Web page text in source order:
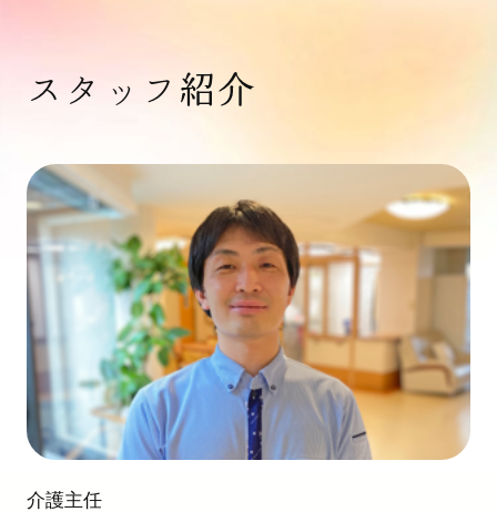
スタッフ紹介
介護主任